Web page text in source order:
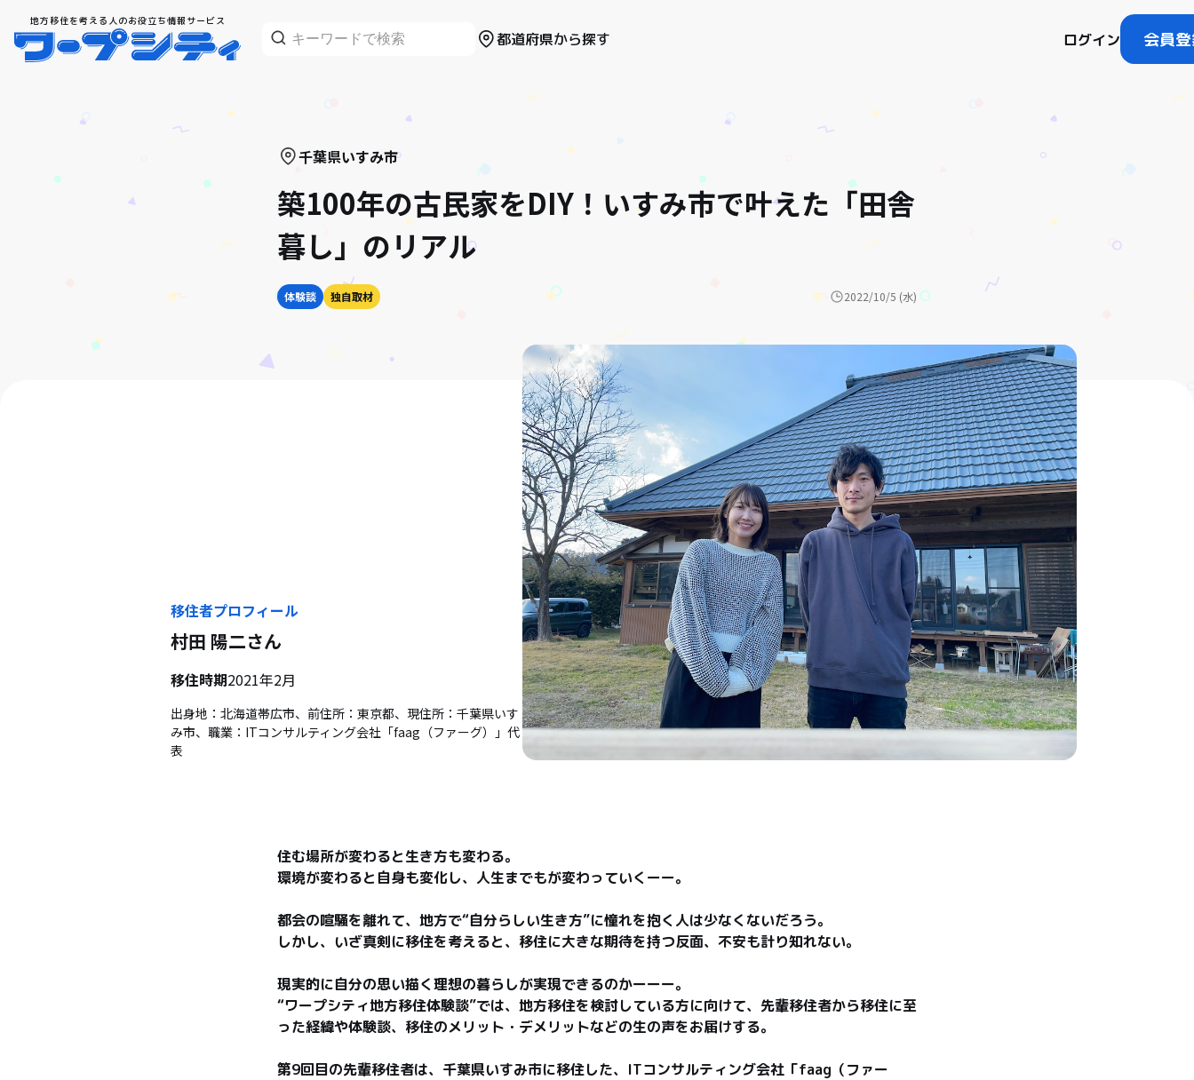
地方移住を考える人のお役立ち情報サービス
都道府県から探す ログイン 会員
千葉県いすみ市
築100年の古民家をDIY！いすみ市で叶えた「田舎
暮し」のリアル
体験談 独自取材 2022/10/5 (水)
移住者プロフィール
村田 陽二さん
移住時期2021年2月
出身地：北海道帯広市、前住所：東京都、現住所：千葉県いす
み市、職業：ITコンサルティング会社「faag（ファーグ）」代
表
住む場所が変わると生き方も変わる。
環境が変わると自身も変化し、人生までもが変わっていくーー。
都会の喧騒を離れて、地方で“自分らしい生き方”に憧れを抱く人は少なくないだろう。
しかし、いざ真剣に移住を考えると、移住に大きな期待を持つ反面、不安も計り知れない。
現実的に自分の思い描く理想の暮らしが実現できるのかーーー。
“ワープシティ地方移住体験談”では、地方移住を検討している方に向けて、先輩移住者から移住に至
った経緯や体験談、移住のメリット・デメリットなどの生の声をお届けする。
第9回目の先輩移住者は、千葉県いすみ市に移住した、ITコンサルティング会社「faag（ファー